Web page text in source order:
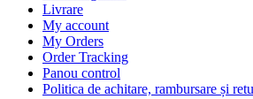
Livrare
My account
My Orders
Order Tracking
Panou control
Politica de achitare, rambursare și